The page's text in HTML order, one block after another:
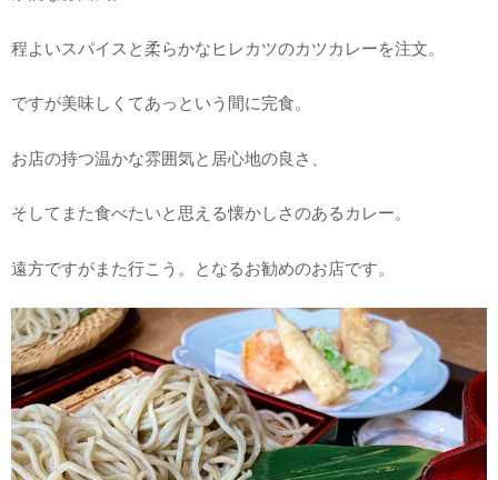
程よいスパイスと柔らかなヒレカツのカツカレーを注文。
ですが美味しくてあっという間に完食。
お店の持つ温かな雰囲気と居心地の良さ、
そしてまた食べたいと思える懐かしさのあるカレー。
遠方ですがまた行こう。となるお勧めのお店です。